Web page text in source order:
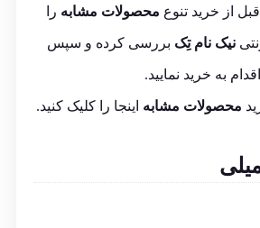
از خرید تنوع محصولات مشابه را
نیک نام تِک بررسی کرده و سپس
اقدام به خرید نمایید.
محصولات مشابه اینجا را کلیک کنید.